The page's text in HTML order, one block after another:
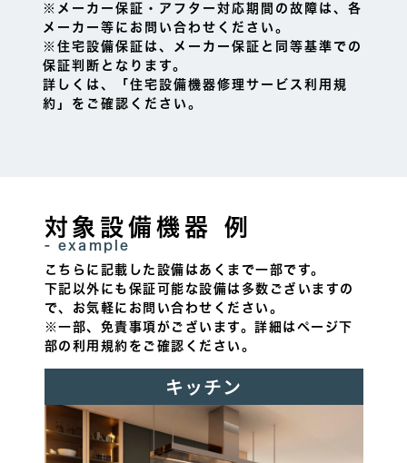
※メーカー保証・アフター対応期間の故障は、各
メーカー等にお問い合わせください。
※住宅設備保証は、メーカー保証と同等基準での
保証判断となります。
詳しくは、「住宅設備機器修理サービス利用規
約」をご確認ください。
対象設備機器 例
- example
こちらに記載した設備はあくまで一部です。
下記以外にも保証可能な設備は多数ございますの
で、お気軽にお問い合わせください。
※一部、免責事項がございます。詳細はページ下
部の利用規約をご確認ください。
キッチン